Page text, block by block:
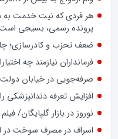
تشدید تخلفات در برخی
در پرداخت تسهیلات کلان،
معرض پرسش‌های جدی قرار
وام ازدواج به بیش از 80درصد متقاضیان پرداخت شده است
هر فردی که نیت خدمت به
پرونده رسمی، بسیجی است
ضعف تحزب و کادرسازی؛
فرمانداران نیازمند چه
صرفه‌جویی در خیابان دولت